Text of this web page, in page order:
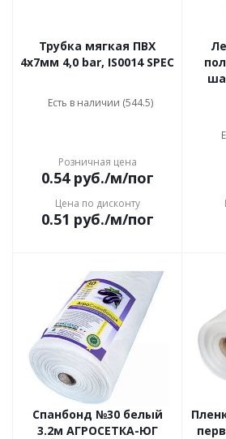
Трубка мягкая ПВХ
4х7мм 4,0 bar, IS0014 SPEC
Есть в наличии (544.5)
Розничная цена
0.54руб./м/пог
Цена по дисконту
0.51 руб./м/пог
Спанбонд №30 белый
3.2м АГРОСЕТКА-ЮГ